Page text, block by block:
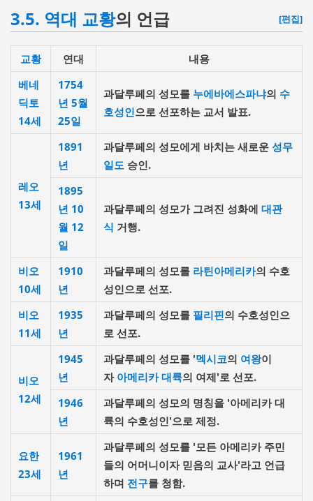
3.5. 역대 교황의 언급 [편집]
교황 연대
내용
베네
딕토
14세
1754
년 5월
25일
과달루페의 성모를 누에바에스파냐의 수
호성인으로 선포하는 교서 발표.
레오
13세
1891
년
과달루페의 성모에게 바치는 새로운 성무
일도승인.
1895
년 10
월 12
일
과달루페의 성모가 그려진 성화에 대관
식 거행.
비오
10세
1910
년
과달루페의 성모를 라틴아메리카의 수호
성인으로 선포.
비오
11세
1935
년
과달루페의 성모를 필리핀의 수호성인으
로 선포.
비오
12세
1945
년
과달루페의 성모를 '멕시코의 여왕이
자 아메리카 대륙의 여제'로 선포.
1946
년
과달루페의 성모의 명칭을 '아메리카 대
륙의 수호성인'으로 제정.
요한
23세
1961
년
과달루페의 성모를 '모든 아메리카 주민
들의 어머니이자 믿음의 교사'라고 언급
하며 전구를 청함.